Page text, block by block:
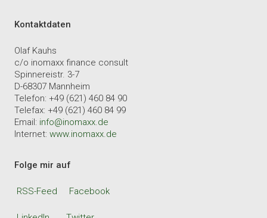
Kontaktdaten
Olaf Kauhs
c/o inomaxx finance consult
Spinnereistr. 3-7
D-68307 Mannheim
Telefon: +49 (621) 460 84 90
Telefax: +49 (621) 460 84 99
Email: info@inomaxx.de
Internet: www.inomaxx.de
Folge mir auf
RSS-Feed Facebook